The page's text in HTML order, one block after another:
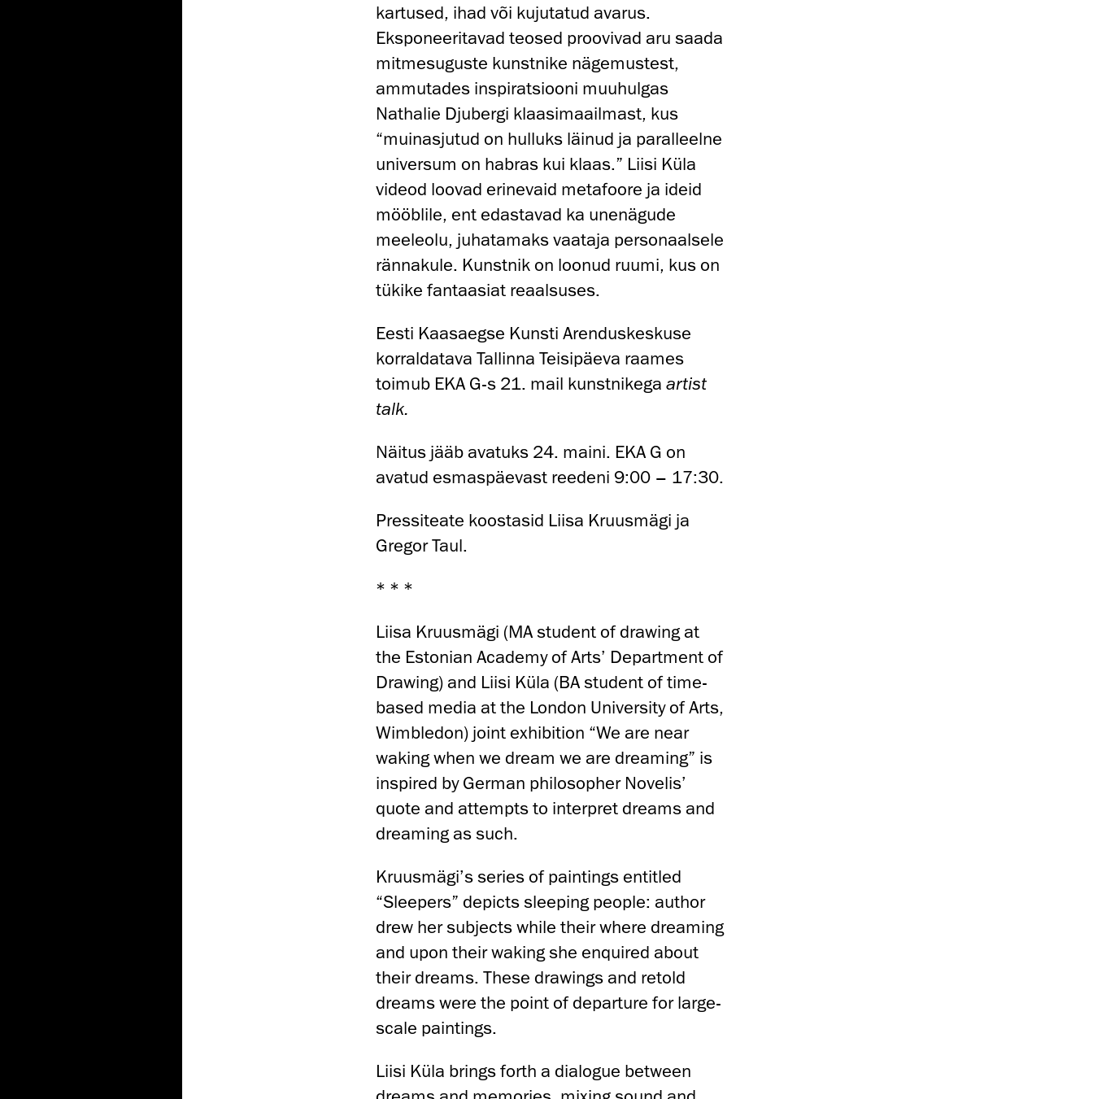
kartused, ihad või kujutatud avarus.
Eksponeeritavad teosed proovivad aru saada
mitmesuguste kunstnike nägemustest,
ammutades inspiratsiooni muuhulgas
Nathalie Djubergi klaasimaailmast, kus
“muinasjutud on hulluks läinud ja paralleelne
universum on habras kui klaas.” Liisi Küla
videod loovad erinevaid metafoore ja ideid
mööblile, ent edastavad ka unenägude
meeleolu, juhatamaks vaataja personaalsele
rännakule. Kunstnik on loonud ruumi, kus on
tükike fantaasiat reaalsuses.
Eesti Kaasaegse Kunsti Arenduskeskuse
korraldatava Tallinna Teisipäeva raames
toimub EKA G-s 21. mail kunstnikegaartist
talk.
Näitus jääb avatuks 24. maini. EKA G on
avatud esmaspäevast reedeni 9:00 – 17:30.
Pressiteate koostasid Liisa Kruusmägi ja
Gregor Taul.
* * *
Liisa Kruusmägi (MA student of drawing at
the Estonian Academy of Arts’ Department of
Drawing) and Liisi Küla (BA student of time-
based media at the London University of Arts,
Wimbledon) joint exhibition “We are near
waking when we dream we are dreaming” is
inspired by German philosopher Novelis’
quote and attempts to interpret dreams and
dreaming as such.
Kruusmägi’s series of paintings entitled
“Sleepers” depicts sleeping people: author
drew her subjects while their where dreaming
and upon their waking she enquired about
their dreams. These drawings and retold
dreams were the point of departure for large-
scale paintings.
Liisi Küla brings forth a dialogue between